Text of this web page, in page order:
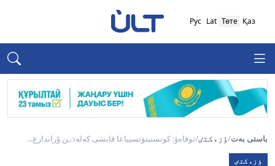
Қаз
Төте
Lat
Рус
باستى بەت/ٶزەكتٸ/توقاەۆ: كونستيتۋتسيياعا قايشى كەلەتٸن ۇراندارع...
ٶزەكتٸ